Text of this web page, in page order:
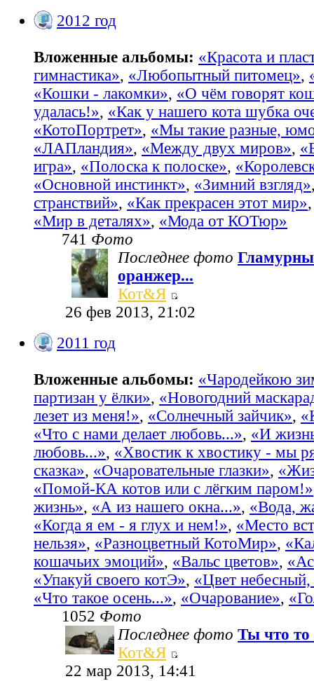
2012 год
Вложенные альбомы: «Красота и
гимнастика», «Любопытный питомец»,
«Кошки - лакомки», «О чём говорят
удалась!», «Как у нашего кота шубка
«КотоПортрет», «Мы такие разные,
«ЛАПландия», «Между двух миров»,
игра», «Полоска к полоске»,
«Основной инстинкт», «Зимний взгляд»
странствий», «Как прекрасен этот мир»
«Мир в деталях», «Мода от КОТюр»
741 Фото
Последнее фото
оранжер...
Кот&Я
26 фев 2013, 21:02
2011 год
Вложенные альбомы: «Чародейкою
партизан у ёлки», «Новогодний
лезет из меня!», «Солнечный зайчик»,
«Что с нами делает любовь...», «И
любовь...», «Хвостик к хвостику - мы
сказка», «Очаровательные глазки»,
«Помой-КА котов или с лёгким паром!»
жизнь», «А из нашего окна...», «Вода,
«Когда я ем - я глух и нем!», «Место
нельзя», «Разноцветный КотоМир»,
кошачьих эмоций», «Вальс цветов»,
«Упакуй своего котЭ», «Цвет небесный,
«Что такое осень...», «Очарование»,
1052 Фото
Последнее фото Ты что то
Кот&Я
22 мар 2013, 14:41